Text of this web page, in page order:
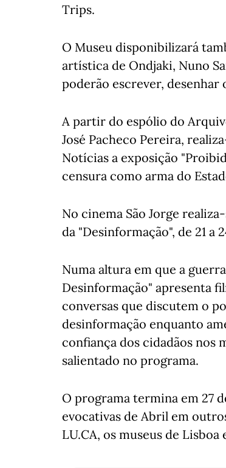
Trips.
O Museu disponibilizará
artística de Ondjaki, Nuno
poderão escrever, desenhar
A partir do espólio do
José Pacheco Pereira,
Notícias a exposição
censura como arma do
No cinema São Jorge
da "Desinformação", de 21 a
Numa altura em que a
Desinformação" apresenta
conversas que discutem o
desinformação enquanto
confiança dos cidadãos nos
salientado no programa.
O programa termina em 27
evocativas de Abril em
LU.CA, os museus de